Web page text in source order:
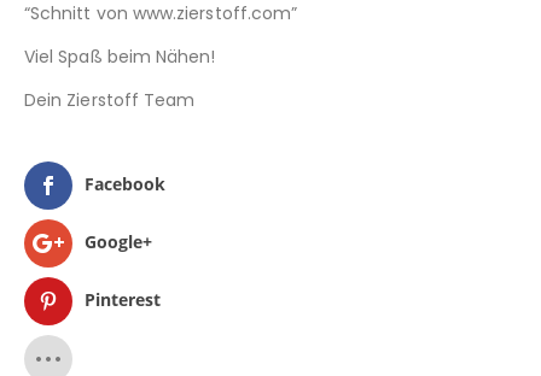
“Schnitt von www.zierstoff.com”
Viel Spaß beim Nähen!
Dein Zierstoff Team
Facebook
Google+
Pinterest